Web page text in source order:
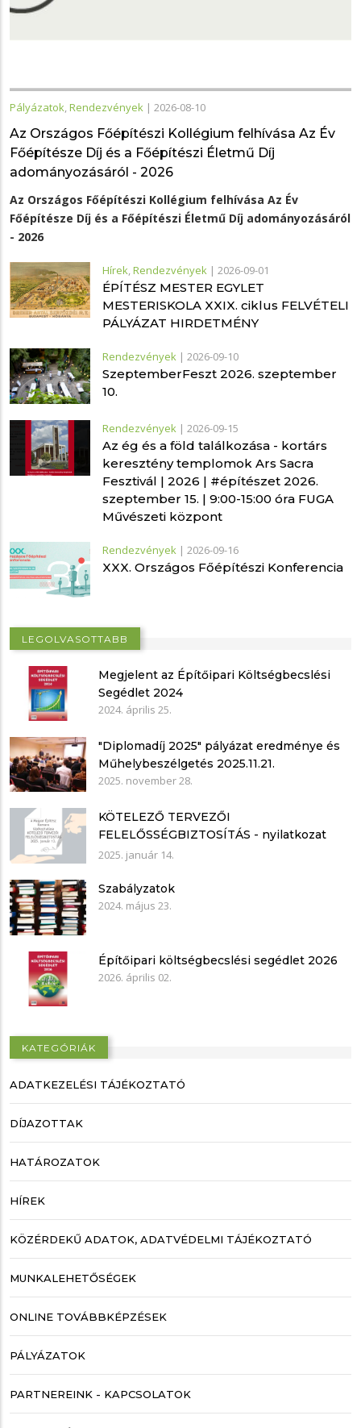
Pályázatok,Rendezvények | 2026-08-10
Az Országos Főépítészi Kollégium felhívása Az Év
Főépítésze Díj és a Főépítészi Életmű Díj
adományozásáról - 2026
Az Országos Főépítészi Kollégium felhívása Az Év
Főépítésze Díj és a Főépítészi Életmű Díj adományozásáról
- 2026
Hírek,Rendezvények | 2026-09-01
ÉPÍTÉSZ MESTER EGYLET
MESTERISKOLA XXIX. ciklus FELVÉTELI
PÁLYÁZAT HIRDETMÉNY
Rendezvények | 2026-09-10
SzeptemberFeszt 2026. szeptember
10.
Rendezvények | 2026-09-15
Az ég és a föld találkozása - kortárs
keresztény templomok Ars Sacra
Fesztivál | 2026 | #építészet 2026.
szeptember 15. | 9:00-15:00 óra FUGA
Művészeti központ
Rendezvények | 2026-09-16
XXX. Országos Főépítészi Konferencia
LEGOLVASOTTABB
Megjelent az Építőipari Költségbecslési
Segédlet 2024
2024. április 25.
"Diplomadíj 2025" pályázat eredménye és
Műhelybeszélgetés 2025.11.21.
2025. november 28.
KÖTELEZŐ TERVEZŐI
FELELŐSSÉGBIZTOSÍTÁS - nyilatkozat
mintákkal
2025. január 14.
Szabályzatok
2024. május 23.
Építőipari költségbecslési segédlet 2026
2026. április 02.
KATEGÓRIÁK
ADATKEZELÉSI TÁJÉKOZTATÓ
DÍJAZOTTAK
HATÁROZATOK
HÍREK
KÖZÉRDEKŰ ADATOK, ADATVÉDELMI TÁJÉKOZTATÓ
MUNKALEHETŐSÉGEK
ONLINE TOVÁBBKÉPZÉSEK
PÁLYÁZATOK
PARTNEREINK - KAPCSOLATOK